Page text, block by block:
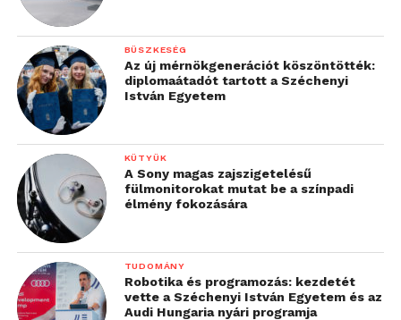
BÜSZKESÉG
Az új mérnökgenerációt köszöntötték:
diplomaátadót tartott a Széchenyi
István Egyetem
KÜTYÜK
A Sony magas zajszigetelésű
fülmonitorokat mutat be a színpadi
élmény fokozására
TUDOMÁNY
Robotika és programozás: kezdetét
vette a Széchenyi István Egyetem és az
Audi Hungaria nyári programja